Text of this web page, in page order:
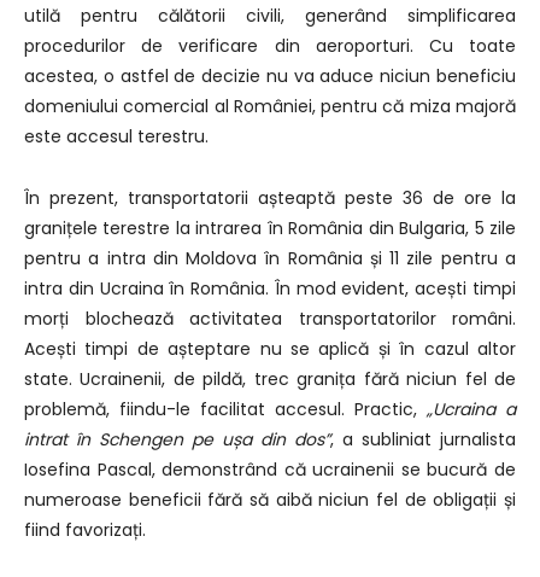
utilă pentru călătorii civili, generând simplificarea
procedurilor de verificare din aeroporturi. Cu toate
acestea, o astfel de decizie nu va aduce niciun beneficiu
domeniului comercial al României, pentru că miza majoră
este accesul terestru.
În prezent, transportatorii așteaptă peste 36 de ore la
granițele terestre la intrarea în România din Bulgaria, 5 zile
pentru a intra din Moldova în România și 11 zile pentru a
intra din Ucraina în România. În mod evident, acești timpi
morți blochează activitatea transportatorilor români.
Acești timpi de așteptare nu se aplică și în cazul altor
state. Ucrainenii, de pildă, trec granița fără niciun fel de
problemă, fiindu-le facilitat accesul. Practic, „Ucraina a
intrat în Schengen pe ușa din dos”, a subliniat jurnalista
Iosefina Pascal, demonstrând că ucrainenii se bucură de
numeroase beneficii fără să aibă niciun fel de obligații și
fiind favorizați.